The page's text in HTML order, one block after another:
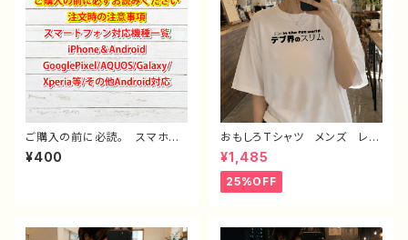
ご購入の前に必読。 スマホケ
ース サイズ 一覧 選び方
iPhoneケース Android iP
種対応
¥400
おもしろTシャツ メンズ レデ
ィース 面白Tシャツ 文字
かわいい おしゃれ 個性的
おすすめ 半袖シャツ デザイ
ン コラボ ネタTシャツ タイ
¥1,485
25%OFF